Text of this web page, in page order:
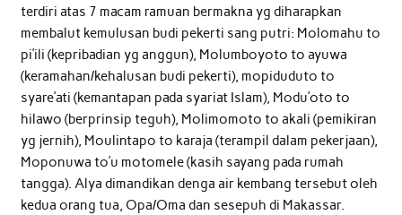
terdiri atas 7 macam ramuan bermakna yg diharapkan
membalut kemulusan budi pekerti sang putri: Molomahu to
pi’ili (kepribadian yg anggun), Molumboyoto to ayuwa
(keramahan/kehalusan budi pekerti), mopiduduto to
syare’ati (kemantapan pada syariat Islam), Modu’oto to
hilawo (berprinsip teguh), Molimomoto to akali (pemikiran
yg jernih), Moulintapo to karaja (terampil dalam pekerjaan),
Moponuwa to’u motomele (kasih sayang pada rumah
tangga). Alya dimandikan denga air kembang tersebut oleh
kedua orang tua, Opa/Oma dan sesepuh di Makassar.